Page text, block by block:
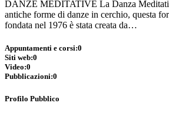
DANZE MEDITATIVE La Danza
antiche forme di danze in cerchio, questa
fondata nel 1976 è stata creata da…
Appuntamenti e corsi:0
Siti web:0
Video:0
Pubblicazioni:0
Profilo Pubblico